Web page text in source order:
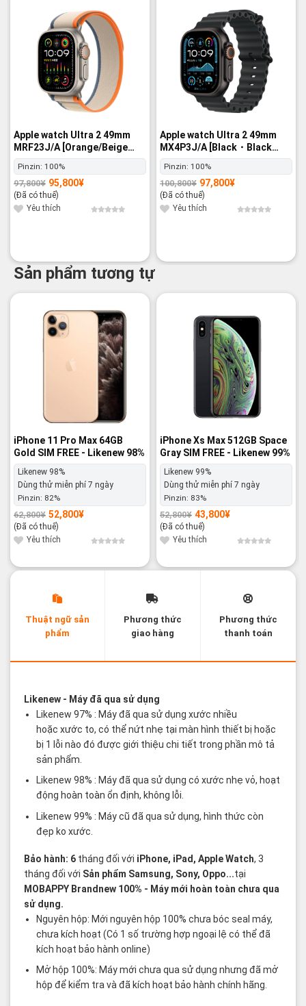
Apple watch Ultra 2 49mm
MRF23J/A [Orange/Beige
Trail Loop M/L] GPS+Cellular
- Nguyên hộp
Pinzin: 100%
97,800¥
Giá
gốc
là:
97,800¥.
95,800¥
Giá
hiện
tại
là:
95,800¥.
(Đã có thuế)
Yêu thích
Apple watch Ultra 2 49mm
MX4P3J/A [Black・Black
Ocean Band] GPS+Cellular -
Nguyên hộp
Pinzin: 100%
100,800¥
Giá
gốc
là:
100,800¥.
97,800¥
Giá
hiện
tại
là:
97,800¥.
(Đã có thuế)
Yêu thích
Sản phẩm tương tự
iPhone 11 Pro Max 64GB
Gold SIM FREE - Likenew 98%
Likenew 98%
Dùng thử miễn phí 7 ngày
Pinzin: 82%
62,800¥
Giá
gốc
là:
62,800¥.
52,800¥
Giá
hiện
tại
là:
52,800¥.
(Đã có thuế)
Yêu thích
iPhone Xs Max 512GB Space
Gray SIM FREE - Likenew 99%
Likenew 99%
Dùng thử miễn phí 7 ngày
Pinzin: 83%
52,800¥
Giá
gốc
là:
52,800¥.
43,800¥
Giá
hiện
tại
là:
43,800¥.
(Đã có thuế)
Yêu thích
Thuật ngữ sản
phẩm
Phương thức
giao hàng
Phương thức
thanh toán
Likenew- Máy đã qua sử dụng
Likenew 97% : Máy đã qua sử dụng xước nhiều
hoặc xước to, có thể nứt nhẹ tại màn hình thiết bị hoặc
bị 1 lỗi nào đó được giới thiệu chi tiết trong phần mô tả
sản phẩm.
Likenew 98% : Máy đã qua sử dụng có xước nhẹ vỏ, hoạt
động hoàn toàn ổn định, không lỗi.
Likenew 99% : Máy cũ đã qua sử dụng, hình thức còn
đẹp ko xước.
Bảo hành: 6 tháng đối với iPhone, iPad, Apple Watch, 3
tháng đối với Sản phẩm Samsung, Sony, Oppo...tại
MOBAPPY Brandnew 100% - Máy mới hoàn toàn chưa qua
sử dụng.
Nguyên hộp: Mới nguyên hộp 100% chưa bóc seal máy,
chưa kích hoạt (Có 1 số trường hợp ngoại lệ có thể đã
kích hoạt bảo hành online)
Mở hộp 100%: Máy mới chưa qua sử dụng nhưng đã mở
hộp để kiểm tra và đã kích hoạt bảo hành chính hãng.